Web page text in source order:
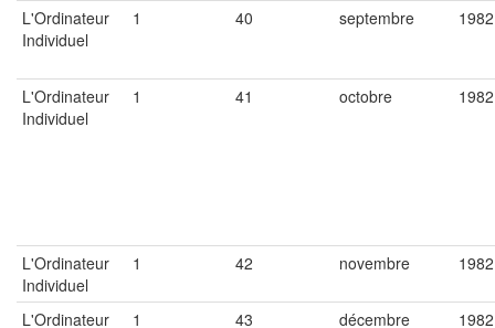
L'Ordinateur
Individuel
1 40 septembre 1982
L'Ordinateur
Individuel
1 41 octobre 1982
L'Ordinateur
Individuel
1 42 novembre 1982
L'Ordinateur
1 43 décembre 1982